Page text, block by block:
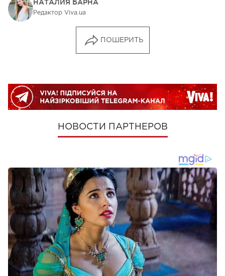
НАТАЛИЯ БАРНА
Редактор Viva.ua
ПОШЕРИТЬ
НОВОСТИ ПАРТНЕРОВ